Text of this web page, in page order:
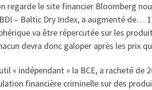
le site financier Bloomberg
– Baltic Dry Index, a augmenté de…
va être répercutée sur les
devra donc galoper après les prix
« indépendant » la BCE, a racheté de
financière criminelle sur des